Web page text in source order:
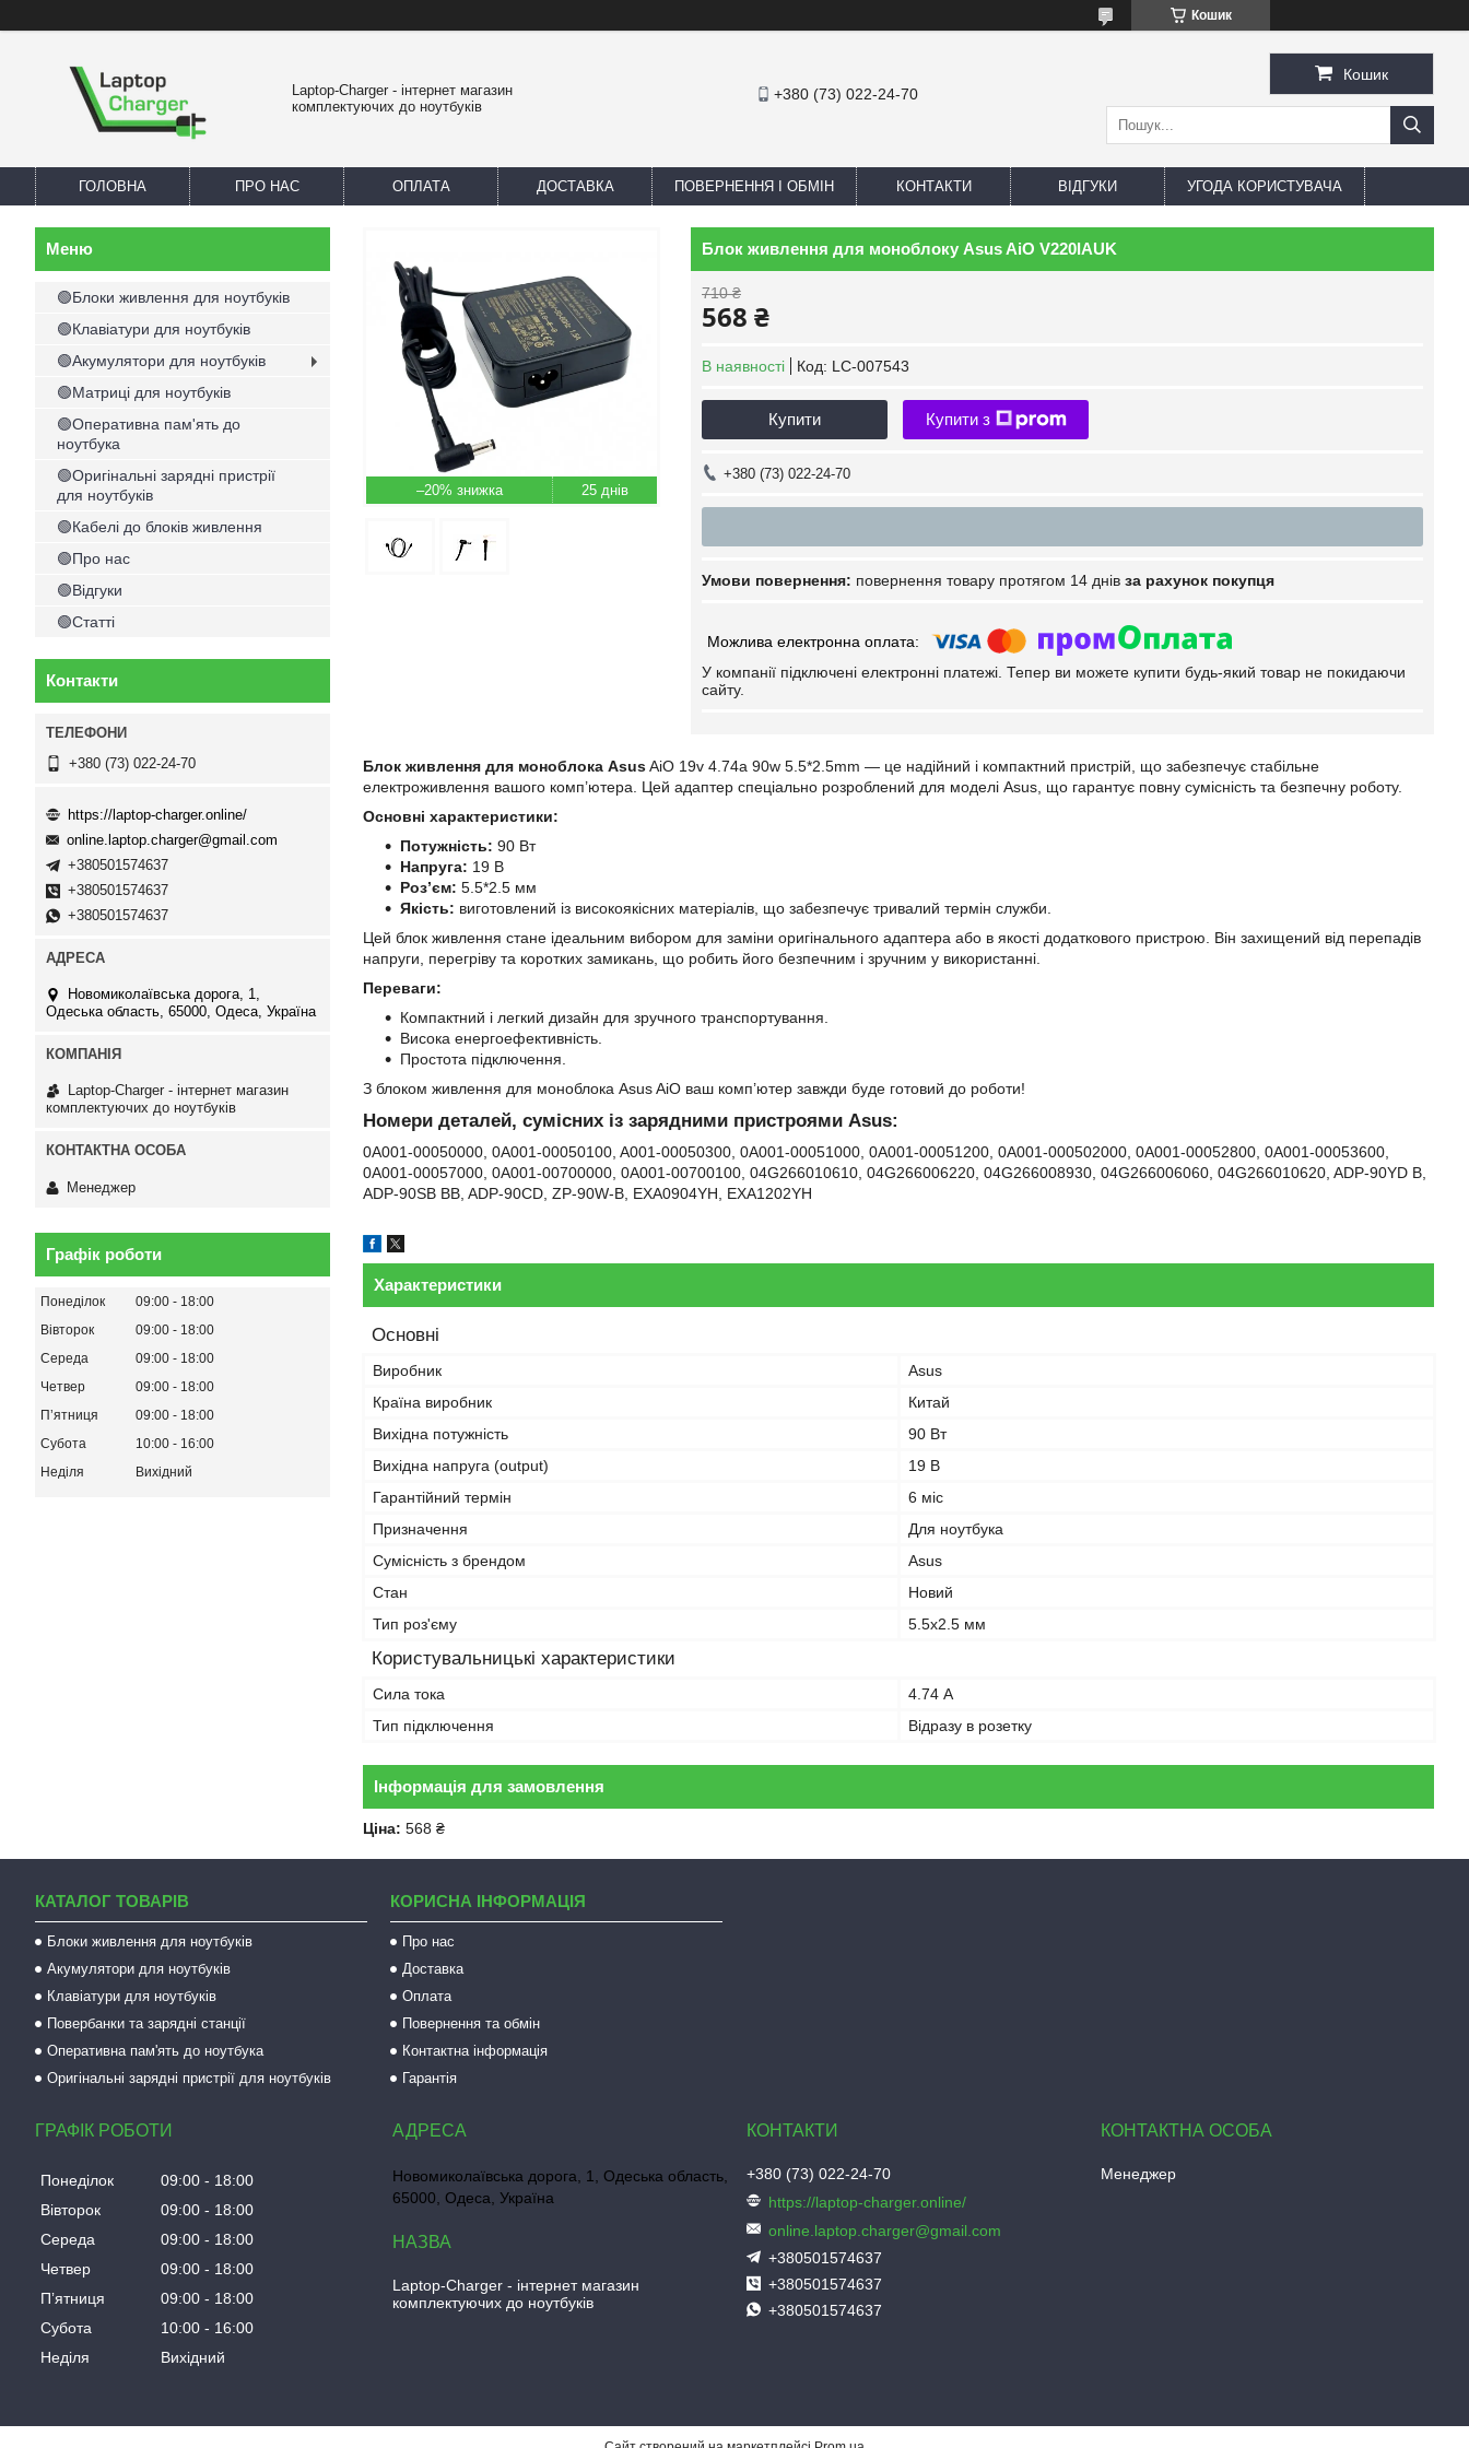
Кошик
Laptop-Charger - інтернет магазин
комплектуючих до ноутбуків
+380 (73) 022-24-70
Кошик
ГОЛОВНА ПРО НАС ОПЛАТА ДОСТАВКА ПОВЕРНЕННЯ І ОБМІН КОНТАКТИ ВІДГУКИ УГОДА КОРИСТУВАЧА
–20% 25 днів
Блок живлення для моноблоку Asus AiO V220IAUK
710 ₴
568 ₴
В наявності Код: LC-007543
Купити Купити з
+380 (73) 022-24-70
повернення товару протягом 14 днів за рахунок покупця
У компанії підключені електронні платежі. Тепер ви можете купити будь-який товар не покидаючи
сайту.
Блок живлення для моноблока AsusAiO 19v 4.74a 90w 5.5*2.5mm — це надійний і компактний пристрій, що забезпечує стабільне
електроживлення вашого комп’ютера. Цей адаптер спеціально розроблений для моделі Asus, що гарантує повну сумісність та безпечну роботу.
Основні характеристики:
Потужність: 90 Вт
Напруга: 19 В
Роз’єм: 5.5*2.5 мм
Якість: виготовлений із високоякісних матеріалів, що забезпечує тривалий термін служби.
Цей блок живлення стане ідеальним вибором для заміни оригінального адаптера або в якості додаткового пристрою. Він захищений від перепадів
напруги, перегріву та коротких замикань, що робить його безпечним і зручним у використанні.
Переваги:
Компактний і легкий дизайн для зручного транспортування.
Висока енергоефективність.
Простота підключення.
З блоком живлення для моноблока Asus AiO ваш комп’ютер завжди буде готовий до роботи!
Номери деталей, сумісних із зарядними пристроями Asus:
0A001-00050000, 0A001-00050100, A001-00050300, 0A001-00051000, 0A001-00051200, 0A001-000502000, 0A001-00052800, 0A001-00053600,
0A001-00057000, 0A001-00700000, 0A001-00700100, 04G266010610, 04G266006220, 04G266008930, 04G266006060, 04G266010620, ADP-90YD B,
ADP-90SB BB, ADP-90CD, ZP-90W-B, EXA0904YH, EXA1202YH
Характеристики
Основні
Виробник
Asus
Країна виробник
Китай
Вихідна потужність
90 Вт
Вихідна напруга (output)
19 В
Гарантійний термін
6 міс
Призначення
Для ноутбука
Сумісність з брендом
Asus
Стан
Новий
Тип роз'єму
5.5x2.5 мм
Користувальницькі характеристики
Сила тока
4.74 А
Тип підключення
Відразу в розетку
Інформація для замовлення
Ціна: 568 ₴
🟢Блоки живлення для ноутбуків
🟢Клавіатури для ноутбуків
🟢Акумулятори для ноутбуків
🟢Матриці для ноутбуків
🟢Оперативна пам'ять до
ноутбука
🟢Оригінальні зарядні пристрії
для ноутбуків
🟢Кабелі до блоків живлення
🟢Про нас
🟢Відгуки
🟢Статті
Контакти
+380 (73) 022-24-70
https://laptop-charger.online/
online.laptop.charger@gmail.com
+380501574637
+380501574637
+380501574637
Новомиколаївська дорога, 1,
Одеська область, 65000, Одеса, Україна
Laptop-Charger - інтернет магазин
комплектуючих до ноутбуків
Менеджер
Графік роботи
Понеділок 09:00
18:00
Вівторок
09:00
18:00
Середа
09:00
18:00
Четвер
09:00
18:00
Пʼятниця
09:00
18:00
Субота
10:00
16:00
Неділя
Вихідний
КАТАЛОГ ТОВАРІВ
Блоки живлення для ноутбуків
Акумулятори для ноутбуків
Клавіатури для ноутбуків
Повербанки та зарядні станції
Оперативна пам'ять до ноутбука
Оригінальні зарядні пристрії для ноутбуків
КОРИСНА ІНФОРМАЦІЯ
Про нас
Доставка
Оплата
Повернення та обмін
Контактна інформація
Гарантія
ГРАФІК РОБОТИ
Понеділок 09:00
18:00
Вівторок
09:00
18:00
Середа
09:00
18:00
Четвер
09:00
18:00
Пʼятниця
09:00
18:00
Субота
10:00
16:00
Неділя
Вихідний
Новомиколаївська дорога, 1, Одеська область,
65000, Одеса, Україна
Laptop-Charger - інтернет магазин
комплектуючих до ноутбуків
+380 (73) 022-24-70
https://laptop-charger.online/
online.laptop.charger@gmail.com
+380501574637
+380501574637
+380501574637
Менеджер